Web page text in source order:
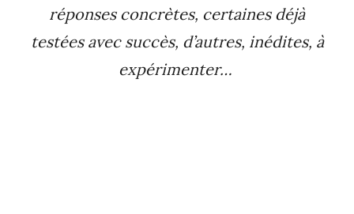
réponses concrètes, certaines déjà
testées avec succès, d’autres, inédites, à
expérimenter…